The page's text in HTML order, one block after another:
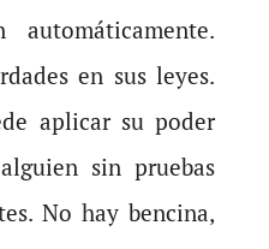
automáticamente.
en sus leyes.
aplicar su poder
sin pruebas
No hay bencina,